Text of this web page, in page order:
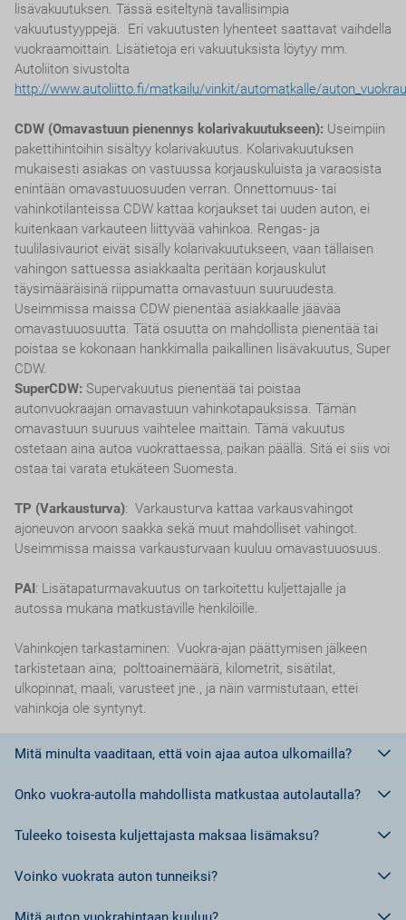
lisävakuutuksen. Tässä esiteltynä tavallisimpia
vakuutustyyppejä. Eri vakuutusten lyhenteet saattavat vaihdella
vuokraamoittain. Lisätietoja eri vakuutuksista löytyy mm.
Autoliiton sivustolta
http://www.autoliitto.fi/matkailu/vinkit/automatkalle/
CDW (Omavastuun pienennys kolarivakuutukseen): Useimpiin
pakettihintoihin sisältyy kolarivakuutus. Kolarivakuutuksen
mukaisesti asiakas on vastuussa korjauskuluista ja varaosista
enintään omavastuuosuuden verran. Onnettomuus- tai
vahinkotilanteissa CDW kattaa korjaukset tai uuden auton, ei
kuitenkaan varkauteen liittyvää vahinkoa. Rengas- ja
tuulilasivauriot eivät sisälly kolarivakuutukseen, vaan tällaisen
vahingon sattuessa asiakkaalta peritään korjauskulut
täysimääräisinä riippumatta omavastuun suuruudesta.
Useimmissa maissa CDW pienentää asiakkaalle jäävää
omavastuuosuutta. Tätä osuutta on mahdollista pienentää tai
poistaa se kokonaan hankkimalla paikallinen lisävakuutus, Super
CDW.
SuperCDW: Supervakuutus pienentää tai poistaa
autonvuokraajan omavastuun vahinkotapauksissa. Tämän
omavastuun suuruus vaihtelee maittain. Tämä vakuutus
ostetaan aina autoa vuokrattaessa, paikan päällä. Sitä ei siis voi
ostaa tai varata etukäteen Suomesta.
TP (Varkausturva): Varkausturva kattaa varkausvahingot
ajoneuvon arvoon saakka sekä muut mahdolliset vahingot.
Useimmissa maissa varkausturvaan kuuluu omavastuuosuus.
PAI: Lisätapaturmavakuutus on tarkoitettu kuljettajalle ja
autossa mukana matkustaville henkilöille.
Vahinkojen tarkastaminen: Vuokra-ajan päättymisen jälkeen
tarkistetaan aina; polttoainemäärä, kilometrit, sisätilat,
ulkopinnat, maali, varusteet jne., ja näin varmistutaan, ettei
vahinkoja ole syntynyt.
Mitä minulta vaaditaan, että voin ajaa autoa ulkomailla?
Euroopan unionin jäsenmaissa riittää ajokortti.
kuulu Geneven tai Wienin yleissopimuksen piiriin tulee olla
Kansainvälisiä ajokortteja voi Suomessa hankkia kahta erilaista
Onko vuokra-autolla mahdollista matkustaa autolautalla?
Ei,ei ole sallittua matkustaa autolautalla vuokra-autolla.
Tuleeko toisesta kuljettajasta maksaa lisämaksu?
Kyllä.Jokaisesta lisäkuljettajasta tulee maksaa lisämaksu.
Voinko vuokrata auton tunneiksi?